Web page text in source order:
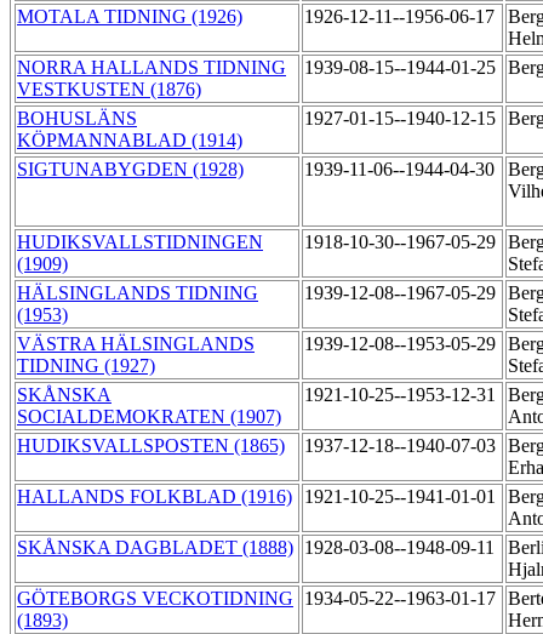
MOTALA TIDNING (1926)
1926-12-11--1956-06-17
NORRA HALLANDS TIDNING
VESTKUSTEN (1876)
1939-08-15--1944-01-25
BOHUSLÄNS
KÖPMANNABLAD (1914)
1927-01-15--1940-12-15
SIGTUNABYGDEN (1928) 1939-11-06--1944-04-30
HUDIKSVALLSTIDNINGEN
(1909)
1918-10-30--1967-05-29
HÄLSINGLANDS TIDNING
(1953)
1939-12-08--1967-05-29
VÄSTRA HÄLSINGLANDS
TIDNING (1927)
1939-12-08--1953-05-29
SKÅNSKA
SOCIALDEMOKRATEN (1907)
1921-10-25--1953-12-31
HUDIKSVALLSPOSTEN (1865)
1937-12-18--1940-07-03
HALLANDS FOLKBLAD (1916)
1921-10-25--1941-01-01
SKÅNSKA DAGBLADET (1888) 1928-03-08--1948-09-11
GÖTEBORGS VECKOTIDNING
(1893)
1934-05-22--1963-01-17